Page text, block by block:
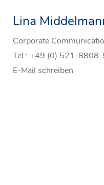
Lina
Corporate
Tel.: +49 (0) 521-
E-Mail schreiben